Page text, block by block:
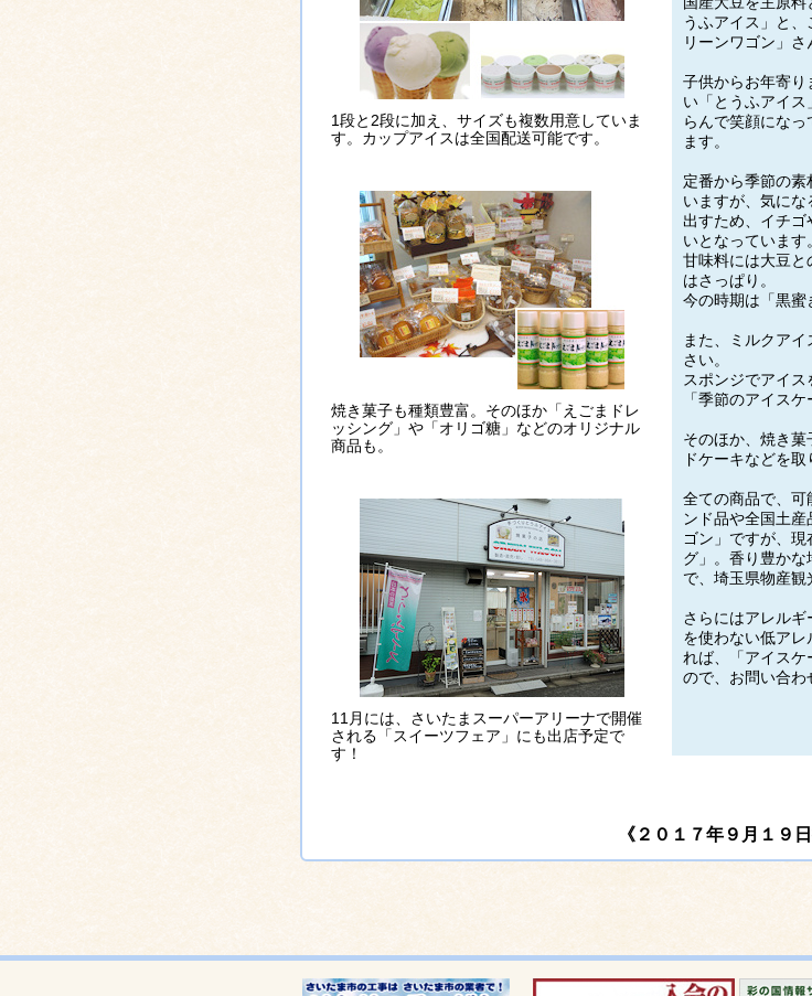
1段と2段に加え、サイズも複数用意していま
す。カップアイスは全国配送可能です。
焼き菓子も種類豊富。そのほか「えごまドレ
ッシング」や「オリゴ糖」などのオリジナル
商品も。
11月には、さいたまスーパーアリーナで開催
される「スイーツフェア」にも出店予定で
す！
うふアイス」と
リーンワゴン」さ
子供からお年寄り
い「とうふアイ
らんで笑顔にな
ます。
定番から季節の
いますが、気にな
出すため、イチゴ
いとなっています
甘味料には大豆
はさっぱり。
今の時期は「黒蜜
また、ミルクア
さい。
スポンジでアイ
「季節のアイス
そのほか、焼き
ドケーキなどを
全ての商品で、可
ンド品や全国土
ゴン」ですが、
グ」。香り豊か
で、埼玉県物産観
さらにはアレル
を使わない低アレ
れば、「アイスケ
ので、お問い合わ
《２０１７年９月１９日